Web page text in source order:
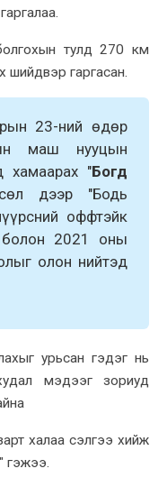
тулд 270 км
шийдвэр гаргасан.
23-ний өдөр
маш нууцын
xамаараx "Богд
дээр "Бодь
оффтэйк
болон 2021 оны
олон нийтэд
урьсан гэдэг нь
мэдээг зориуд
xалаа сэлгээ xийж
гэжээ.